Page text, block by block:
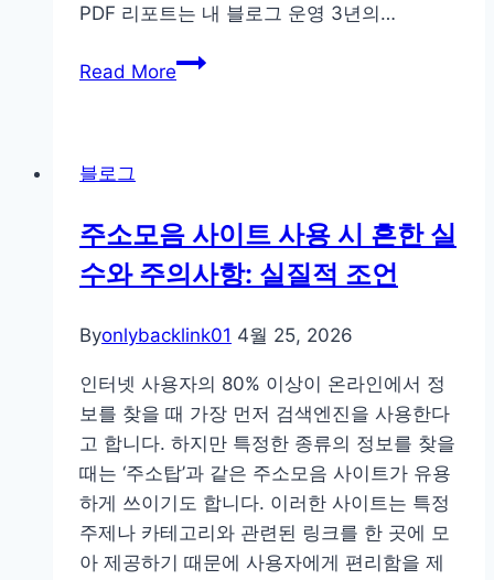
PDF 리포트는 내 블로그 운영 3년의…
Read More코
는
기
자
오
픈
타
임
신
청
서
블로그
주소모음 사이트 사용 시 흔한 실
수와 주의사항: 실질적 조언
Byonlybacklink01 4월 25, 2026
인터넷 사용자의 80% 이상이 온라인에서 정
보를 찾을 때 가장 먼저 검색엔진을 사용한다
고 합니다. 하지만 특정한 종류의 정보를 찾을
때는 ‘주소탑’과 같은 주소모음 사이트가 유용
하게 쓰이기도 합니다. 이러한 사이트는 특정
주제나 카테고리와 관련된 링크를 한 곳에 모
아 제공하기 때문에 사용자에게 편리함을 제